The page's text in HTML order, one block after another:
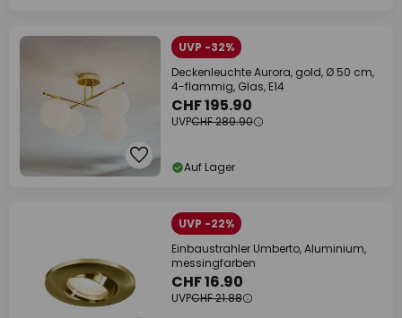
UVP -32%
Deckenleuchte Aurora, gold, Ø 50 cm,
4-flammig, Glas, E14
CHF 195.90
UVPCHF 289.90
Auf Lager
UVP -22%
Einbaustrahler Umberto, Aluminium,
messingfarben
CHF 16.90
UVPCHF 21.88